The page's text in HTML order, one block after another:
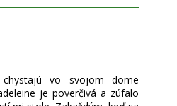
chystajú vo svojom dome
je poverčivá a zúfalo